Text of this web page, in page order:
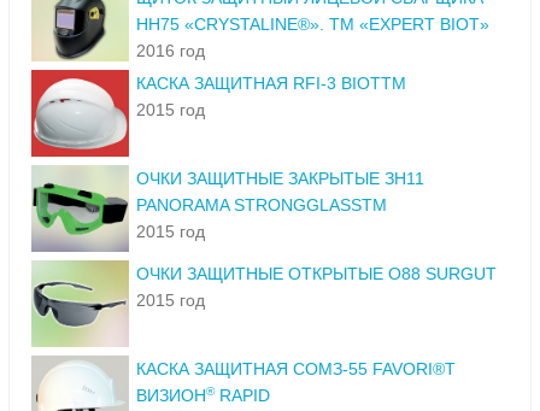
НН75 «CRYSTALINE®». ТМ «EXPERT BIOT»
2016 год
КАСКА ЗАЩИТНАЯ RFI-3 BIOTTM
2015 год
ОЧКИ ЗАЩИТНЫЕ ЗАКРЫТЫЕ ЗН11
PANORAMA STRONGGLASSTM
2015 год
ОЧКИ ЗАЩИТНЫЕ ОТКРЫТЫЕ О88 SURGUT
2015 год
КАСКА ЗАЩИТНАЯ СОМЗ-55 FAVORI®T
ВИЗИОН®RAPID